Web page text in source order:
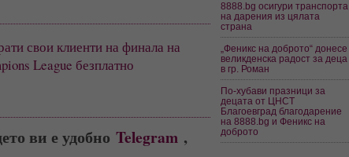
свои клиенти на финала на
League безплатно
ви е удобно Telegram ,
8888.bg осигури транспорта
на дарения из цялата
страна
„Феникс на доброто“ донесе
великденска радост за деца
в гр. Роман
По-хубави празници за
децата от ЦНСТ
Благоевград благодарение
на 8888.bg и Феникс на
доброто